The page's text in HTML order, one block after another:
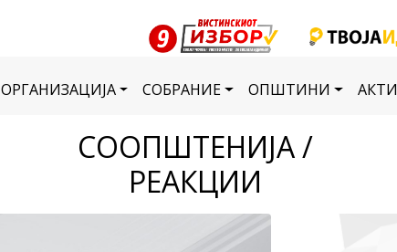
ОРГАНИЗАЦИЈА СОБРАНИЕ ОПШТИНИ АКТИ
СООПШТЕНИЈА /
РЕАКЦИИ